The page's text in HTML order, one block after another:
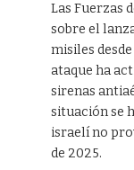
Las Fuerzas
sobre el
misiles
ataque ha
sirenas
situación se
israelí no
de 2025.